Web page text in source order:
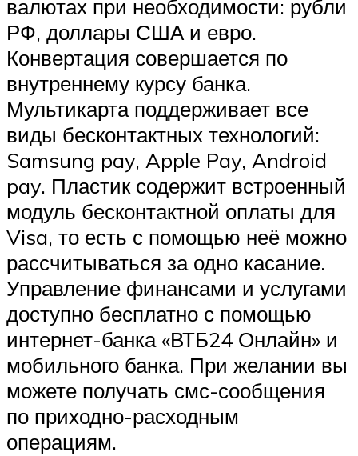
валютах при необходимости: рубли
РФ, доллары США и евро.
Конвертация совершается по
внутреннему курсу банка.
Мультикарта поддерживает все
виды бесконтактных технологий:
Samsung pay, Apple Pay, Android
pay. Пластик содержит встроенный
модуль бесконтактной оплаты для
Visa, то есть с помощью неё можно
рассчитываться за одно касание.
Управление финансами и услугами
доступно бесплатно с помощью
интернет-банка «ВТБ24 Онлайн» и
мобильного банка. При желании вы
можете получать смс-сообщения
по приходно-расходным
операциям.